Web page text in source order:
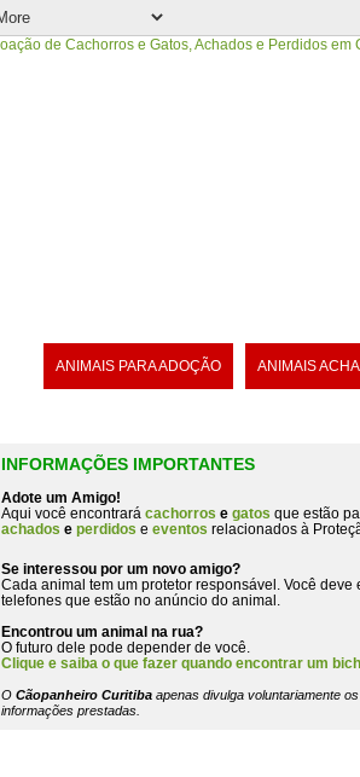
ANIMAIS PARA ADOÇÃO ANIMAIS
INFORMAÇÕES IMPORTANTES
Adote um Amigo!
Aqui você encontrará cachorros e gatos que estão
achados e perdidos e eventos relacionados à
Se interessou por um novo amigo?
Cada animal tem um protetor responsável. Você deve
telefones que estão no anúncio do animal
Encontrou um animal na rua?
O futuro dele pode depender de você.
Clique e saiba o que fazer quando encontrar um
O Cãopanheiro Curitiba apenas divulga voluntariamente
informações prestadas.